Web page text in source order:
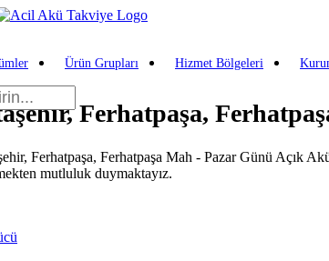
Ürün Grupları Hizmet Bölgeleri
Ferhatpaşa,
Ferhatpaşa, Ferhatpaşa Mah - Pazar Günü Açık
mutluluk duymaktayız.